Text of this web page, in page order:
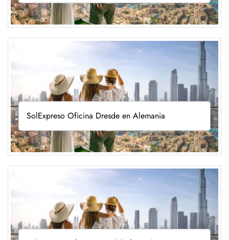
SolExpreso Oficina Dresde en Alemania